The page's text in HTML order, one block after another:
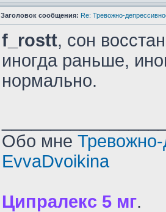
Заголовок сообщения: Re: Тревожно-
f_rostt, сон
иногда раньше,
нормально.
Обо мне Тревожно-
EvvaDvoikina
Ципралекс 5 мг.